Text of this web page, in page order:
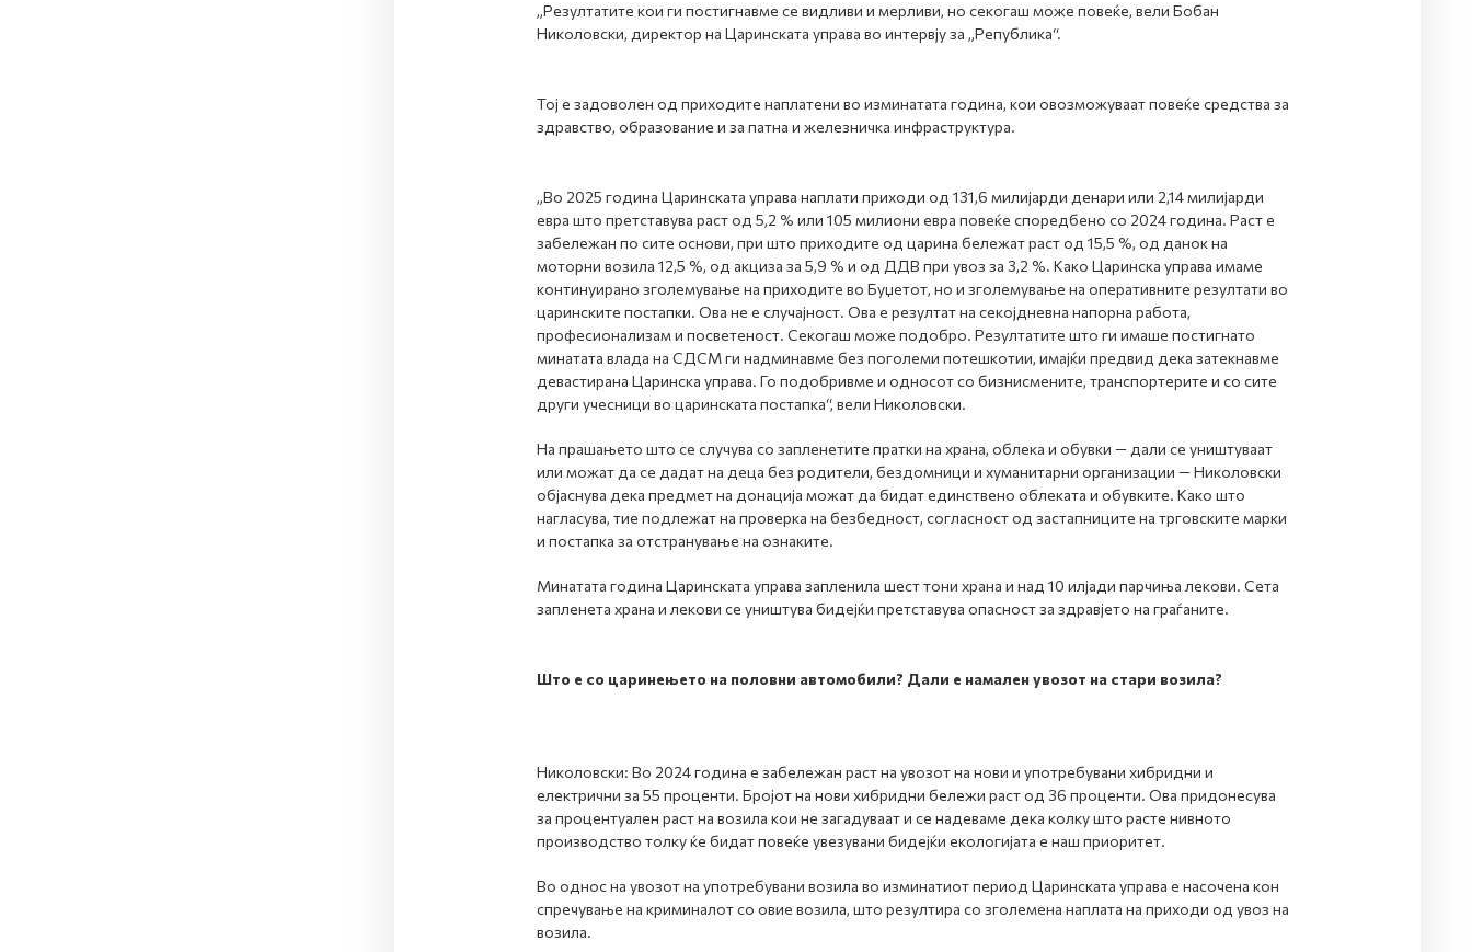
„Резултатите кои ги постигнавме се видливи и мерливи, но секогаш може повеќе, вели Бобан
Николовски, директор на Царинската управа во интервју за „Република“.
Тој е задоволен од приходите наплатени во изминатата година, кои овозможуваат повеќе средства за
здравство, образование и за патна и железничка инфраструктура.
„Во 2025 година Царинската управа наплати приходи од 131,6 милијарди денари или 2,14 милијарди
евра што претставува раст од 5,2 % или 105 милиони евра повеќе споредбено со 2024 година. Раст е
забележан по сите основи, при што приходите од царина бележат раст од 15,5 %, од данок на
моторни возила 12,5 %, од акциза за 5,9 % и од ДДВ при увоз за 3,2 %. Како Царинска управа имаме
континуирано зголемување на приходите во Буџетот, но и зголемување на оперативните резултати во
царинските постапки. Ова не е случајност. Ова е резултат на секојдневна напорна работа,
професионализам и посветеност. Секогаш може подобро. Резултатите што ги имаше постигнато
минатата влада на СДСМ ги надминавме без поголеми потешкотии, имајќи предвид дека затекнавме
девастирана Царинска управа. Го подобривме и односот со бизнисмените, транспортерите и со сите
други учесници во царинската постапка“, вели Николовски.
На прашањето што се случува со запленетите пратки на храна, облека и обувки — дали се уништуваат
или можат да се дадат на деца без родители, бездомници и хуманитарни организации — Николовски
објаснува дека предмет на донација можат да бидат единствено облеката и обувките. Како што
нагласува, тие подлежат на проверка на безбедност, согласност од застапниците на трговските марки
и постапка за отстранување на ознаките.
Минатата година Царинската управа запленила шест тони храна и над 10 илјади парчиња лекови. Сета
запленета храна и лекови се уништува бидејќи претставува опасност за здравјето на граѓаните.
Што е со царинењето на половни автомобили? Дали е намален увозот на стари возила?
Николовски: Во 2024 година е забележан раст на увозот на нови и употребувани хибридни и
електрични за 55 проценти. Бројот на нови хибридни бележи раст од 36 проценти. Ова придонесува
за процентуален раст на возила кои не загадуваат и се надеваме дека колку што расте нивното
производство толку ќе бидат повеќе увезувани бидејќи екологијата е наш приоритет.
Во однос на увозот на употребувани возила во изминатиот период Царинската управа е насочена кон
спречување на криминалот со овие возила, што резултира со зголемена наплата на приходи од увоз на
возила.